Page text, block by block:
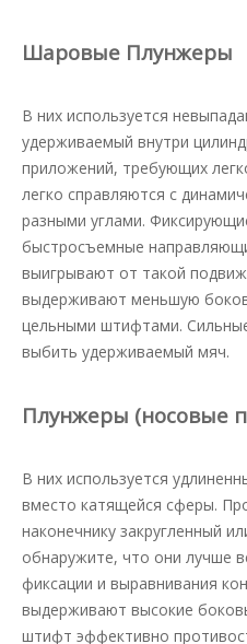
Шаровые Плунжеры
В них используется
удерживаемый внутри
приложений, требующих
легко справляются с
разными углами.
быстросъемные
выигрывают от такой
выдерживают меньшую
цельными штифтами.
выбить удерживаемый мяч.
Плунжеры (носовые
В них используется
вместо катящейся сферы.
наконечнику закругленный
обнаружите, что они лучше
фиксации и выравнивания
выдерживают высокие
штифт эффективно